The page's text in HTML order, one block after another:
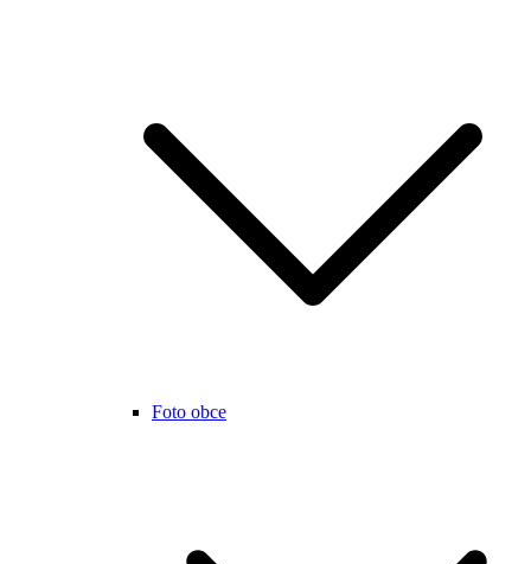
Foto obce